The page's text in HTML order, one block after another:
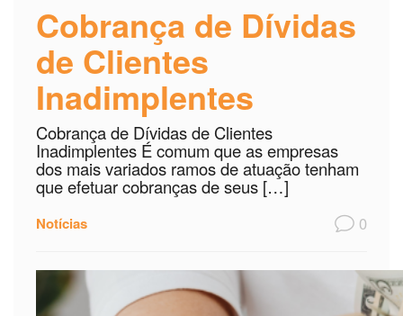
Cobrança de Dívidas
de Clientes
Inadimplentes
Cobrança de Dívidas de Clientes
Inadimplentes É comum que as empresas
dos mais variados ramos de atuação tenham
que efetuar cobranças de seus […]
Notícias 0